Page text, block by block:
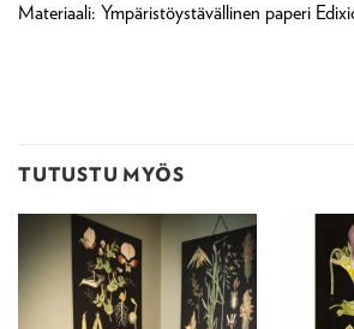
Materiaali: Ympäristöystävällinen paperi
TUTUSTU MYÖS